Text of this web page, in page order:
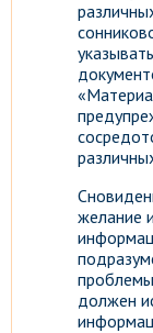
желание
должен